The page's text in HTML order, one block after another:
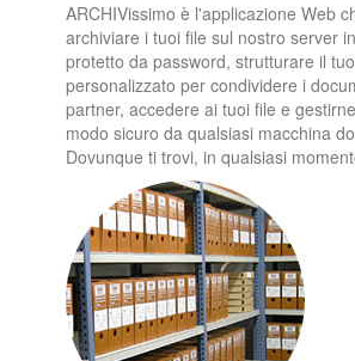
ARCHIVissimo è l'applicazione Web
archiviare i tuoi file sul nostro server
protetto da password, strutturare il
personalizzato per condividere i
partner, accedere ai tuoi file e
modo sicuro da qualsiasi macchina
Dovunque ti trovi, in qualsiasi